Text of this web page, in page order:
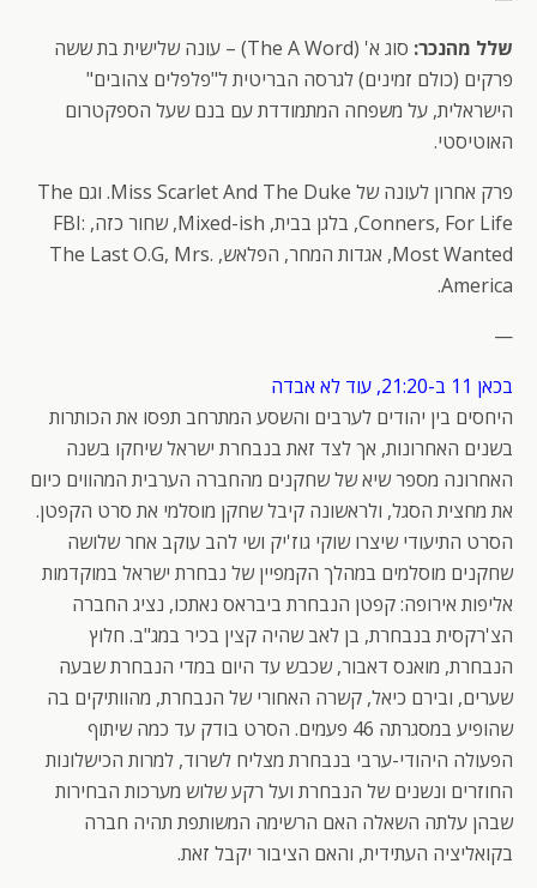
שלל מהנכר:
סוג א' (The A Word) – עונה שלישית בת ששה
פרקים (כולם זמינים) לגרסה הבריטית ל"פלפלים צהובים"
הישראלית, על משפחה המתמודדת עם בנם שעל הספקטרום
האוטיסטי.
פרק אחרון לעונה של Miss Scarlet And The Duke. וגם The
Conners, For Life, בלגן בבית, Mixed-ish, שחור כזה, FBI:
Most Wanted, אגדות המחר, הפלאש, The Last O.G, Mrs.
America.
—
בכאן 11 ב-21:20, עוד לא אבדה
היחסים בין יהודים לערבים והשסע המתרחב תפסו את הכותרות
בשנים האחרונות, אך לצד זאת בנבחרת ישראל שיחקו בשנה
האחרונה מספר שיא של שחקנים מהחברה הערבית המהווים כיום
את מחצית הסגל, ולראשונה קיבל שחקן מוסלמי את סרט הקפטן.
הסרט התיעודי שיצרו שוקי גוז'יק ושי להב עוקב אחר שלושה
שחקנים מוסלמים במהלך הקמפיין של נבחרת ישראל במוקדמות
אליפות אירופה: קפטן הנבחרת ביבראס נאתכו, נציג החברה
הצ'רקסית בנבחרת, בן לאב שהיה קצין בכיר במג"ב. חלוץ
הנבחרת, מואנס דאבור, שכבש עד היום במדי הנבחרת שבעה
שערים, ובירם כיאל, קשרה האחורי של הנבחרת, מהוותיקים בה
שהופיע במסגרתה 46 פעמים. הסרט בודק עד כמה שיתוף
הפעולה היהודי-ערבי בנבחרת מצליח לשרוד, למרות הכישלונות
החוזרים ונשנים של הנבחרת ועל רקע שלוש מערכות הבחירות
שבהן עלתה השאלה האם הרשימה המשותפת תהיה חברה
בקואליציה העתידית, והאם הציבור יקבל זאת.